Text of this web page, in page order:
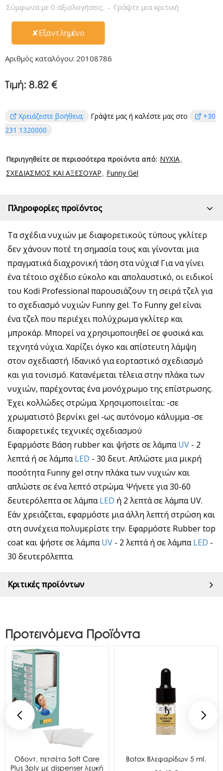
✘Εξαντλημένο
Αριθμός καταλόγου: 20108786
Σύμφωνα με 0 αξιολογήσεις. - Γράψτε μια κριτική
Τιμή: 8.82 €
Χρειάζεστε βοήθεια; Γράψτε μας ή καλέστε μας στο
+30
231 1320000
Περιηγηθείτε σε περισσότερα προϊόντα από: ΝΥΧΙΑ
ΣΧΕΔΙΑΣΜΟΣ ΚΑΙ ΑΞΕΣΟΥΑΡ
Funny Gel
Πληροφορίες προϊόντος
Τα σχέδια νυχιών με διαφορετικούς τύπους γκλίτερ
δεν χάνουν ποτέ τη σημασία τους και γίνονται μια
πραγματικά διαχρονική τάση στα νύχια! Για να γίνει
ένα τέτοιο σχέδιο εύκολο και απολαυστικό, οι ειδικοί
του Kodi Professional παρουσιάζουν τη σειρά τζελ για
το σχεδιασμό νυχιών Funny gel. Το Funny gel είναι
ένα τζελ που περιέχει πολύχρωμα γκλίτερ και
μπροκάρ. Μπορεί να χρησιμοποιηθεί σε φυσικά και
τεχνητά νύχια. Χαρίζει όγκο και απίστευτη λάμψη
στον σχεδιαστή. Ιδανικό για εορταστικό σχεδιασμό
και για τονισμό. Κατανέμεται τέλεια στην πλάκα των
νυχιών, παρέχοντας ένα μονόχρωμο της επίστρωσης.
Έχει κολλώδες στρώμα. Χρησιμοποιείται: -σε
χρωματιστό βερνίκι gel -ως αυτόνομο κάλυμμα -σε
διαφορετικές τεχνικές σχεδιασμού
Εφαρμόστε Βάση rubber και ψήστε σε λάμπαUV - 2
λεπτά ή σε λάμπαLED - 30 δευτ. Απλώστε μια μικρή
ποσότητα Funny gel στην πλάκα των νυχιών και
απλώστε σε ένα λεπτό στρώμα. Ψήνετε για 30-60
δευτερόλεπτα σε λάμπαLED ή 2 λεπτά σε λάμπα UV.
Εάν χρειάζεται, εφαρμόστε μια άλλη λεπτή στρώση και
στη συνέχεια πολυμερίστε την. Εφαρμόστε Rubber top
coat και ψήστε σε λάμπαUV - 2 λεπτά ή σε λάμπαLED -
30 δευτερόλεπτα.
Κριτικές προϊόντων
Προτεινόμενα Προϊόντα
Oδοντ. πετσέτα Soft Care
Plus 3ply με dispenser λευκή
Botox Βλεφαρίδων 5 ml.